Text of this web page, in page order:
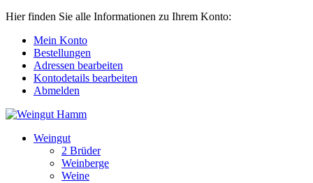
Hier finden Sie alle Informationen zu Ihrem Konto:
Mein Konto
Bestellungen
Adressen bearbeiten
Kontodetails bearbeiten
Abmelden
Weingut
2 Brüder
Weinberge
Weine